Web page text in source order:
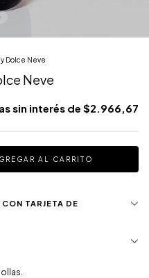
Dolce Neve
Neve
sin interés de $2.966,67